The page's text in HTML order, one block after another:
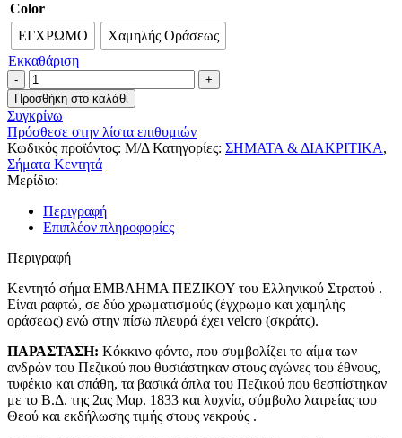
Color
ΕΓΧΡΩΜΟ
Χαμηλής Οράσεως
Εκκαθάριση
Κεντημένο
Έμβλημα
Πεζικού
με
Velcro
–
"ΔΙΩΚΕ
ΔΟΞΑΝ
ΚΑΙ
ΑΡΕΤΗΝ"
ποσότητα
Προσθήκη στο καλάθι
Συγκρίνω
Πρόσθεσε στην λίστα επιθυμιών
Κωδικός προϊόντος: Μ/ΔΚατηγορίες: ΣΗΜΑΤΑ & ΔΙΑΚΡΙΤΙΚΑ,
Σήματα Κεντητά
Μερίδιο:
Περιγραφή
Επιπλέον πληροφορίες
Περιγραφή
Κεντητό σήμα ΕΜΒΛΗΜΑ ΠΕΖΙΚΟΥ του Ελληνικού Στρατού .
Είναι ραφτώ, σε δύο χρωματισμούς (έγχρωμο και χαμηλής
οράσεως) ενώ στην πίσω πλευρά έχει velcro (σκράτς).
ΠΑΡΑΣΤΑΣΗ: Κόκκινο φόντο, που συμβολίζει το αίμα των
ανδρών του Πεζικού που θυσιάστηκαν στους αγώνες του έθνους,
τυφέκιο και σπάθη, τα βασικά όπλα του Πεζικού που θεσπίστηκαν
με το Β.Δ. της 2ας Μαρ. 1833 και λυχνία, σύμβολο λατρείας του
Θεού και εκδήλωσης τιμής στους νεκρούς .